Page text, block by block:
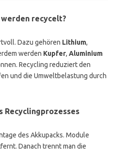
recycelt?
Dazu gehören Lithium,
werden Kupfer, Aluminium
Recycling reduziert den
und die Umweltbelastung durch
Recyclingprozesses
des Akkupacks. Module
Danach trennt man die